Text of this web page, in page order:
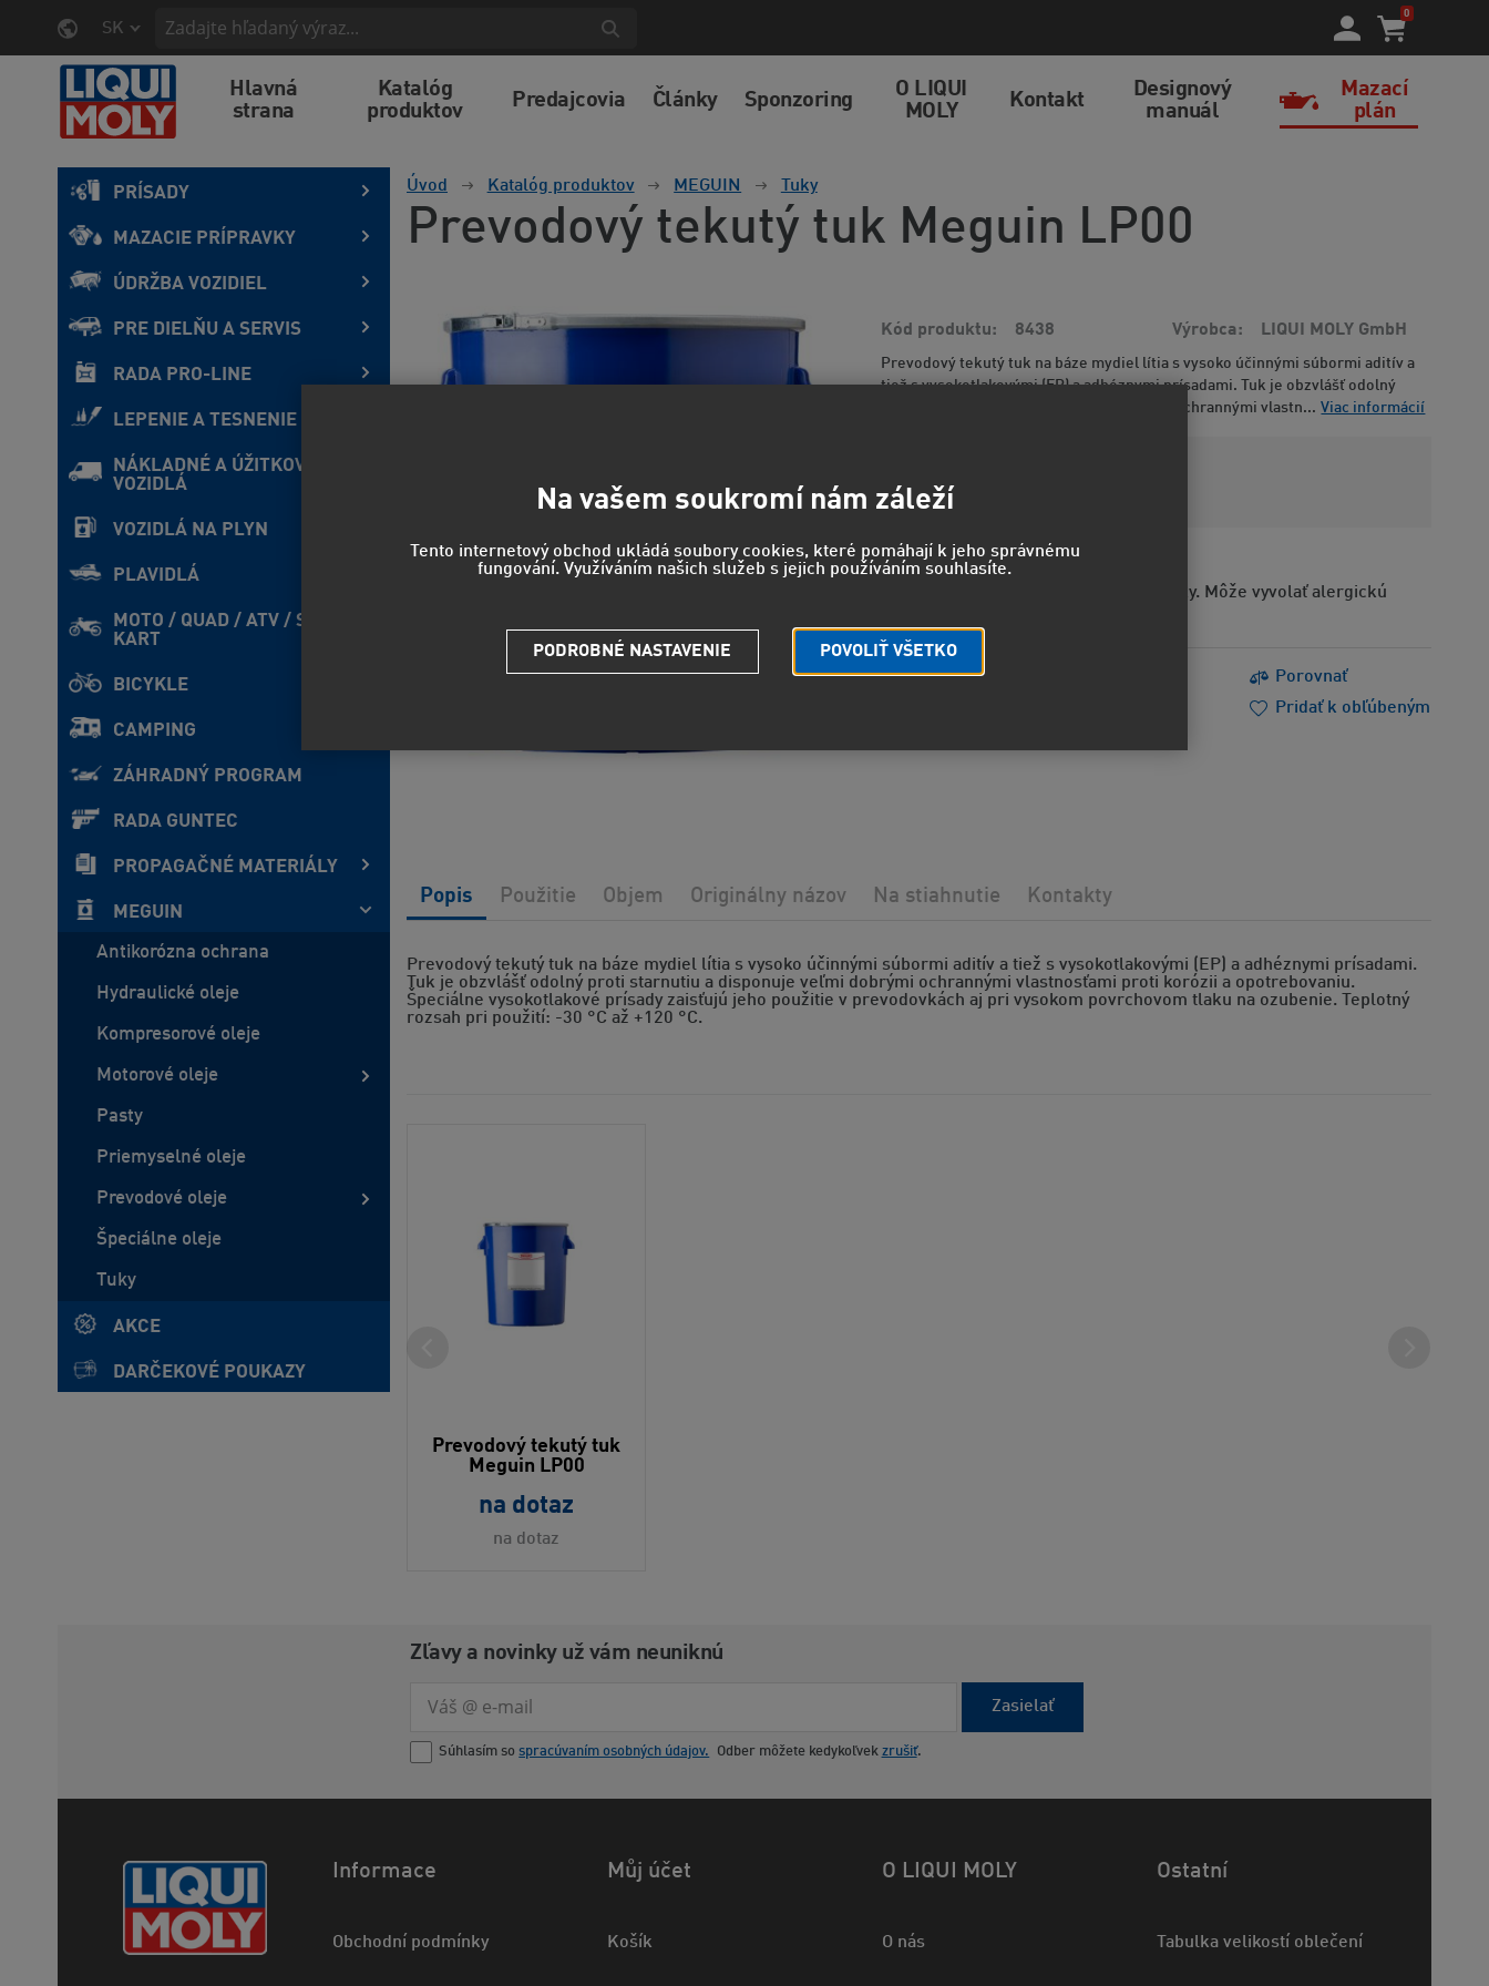
SK
0
Hlavná
strana
Katalóg
produktov
Predajcovia Články Sponzoring
O LIQUI
MOLY
Kontakt
Designový
manuál
Mazací
plán
PRÍSADY
MAZACIE PRÍPRAVKY
ÚDRŽBA VOZIDIEL
PRE DIELŇU A SERVIS
RADA PRO-LINE
LEPENIE A TESNENIE
NÁKLADNÉ A ÚŽITKOVÉ
VOZIDLÁ
VOZIDLÁ NA PLYN
PLAVIDLÁ
MOTO / QUAD / ATV / SxS /
KART
BICYKLE
CAMPING
ZÁHRADNÝ PROGRAM
RADA GUNTEC
PROPAGAČNÉ MATERIÁLY
MEGUIN
Antikorózna ochrana
Hydraulické oleje
Kompresorové oleje
Motorové oleje
Pasty
Priemyselné oleje
Prevodové oleje
Špeciálne oleje
Tuky
AKCE
DARČEKOVÉ POUKAZY
Úvod Katalóg produktov MEGUIN Tuky
Prevodový tekutý tuk Meguin LP00
Kód produktu 8438 Výrobca LIQUI MOLY GmbH
Prevodový tekutý tuk na báze mydiel lítia s vysoko účinnými súbormi aditív a
tiež s vysokotlakovými (EP) a adhéznymi prísadami. Tuk je obzvlášť odolný
proti starnutiu a disponuje veľmi dobrými ochrannými vlastn... Viac informácií
U predajcov
EUH208 - Obsahuje alergénne látky. Môže vyvolať alergickú
Strážny pes
Porovnať
Pridať k obľúbeným
Prevodový tekutý tuk na báze mydiel lítia s vysoko účinnými súbormi aditív a tiež s vysokotlakovými (EP) a adhéznymi prísadami.
Tuk je obzvlášť odolný proti starnutiu a disponuje veľmi dobrými ochrannými vlastnosťami proti korózii a opotrebovaniu.
Špeciálne vysokotlakové prísady zaisťujú jeho použitie v prevodovkách aj pri vysokom povrchovom tlaku na ozubenie. Teplotný
rozsah pri použití: -30 °C až +120 °C.
Popis Použitie Objem Originálny názov Na stiahnutie Kontakty
Prevodový tekutý tuk
Meguin LP00
na dotaz
na dotaz
Zľavy a novinky už vám neuniknú
Zasielať
Súhlasím so spracúvaním osobných údajov. Odber môžete kedykoľvek zrušiť.
Informace
Obchodní podmínky
Můj účet
Košík
O LIQUI MOLY
O nás
Ostatní
Tabulka velikostí oblečení
Na vašem soukromí nám záleží
Tento internetový obchod ukládá soubory cookies, které pomáhají k jeho správnému
fungování. Využíváním našich služeb s jejich používáním souhlasíte.
POVOLIŤ VŠETKO
PODROBNÉ NASTAVENIE